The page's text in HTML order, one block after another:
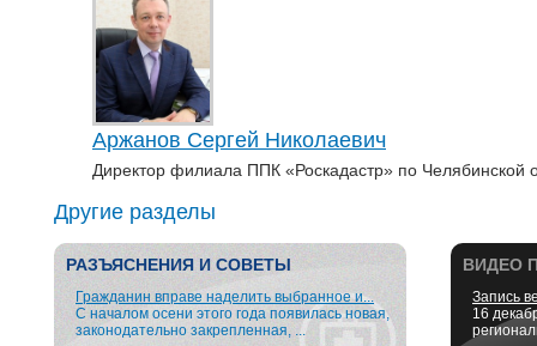
Аржанов Сергей Николаевич
Директор филиала ППК «Роскадастр» по Челябинской
Другие разделы
РАЗЪЯСНЕНИЯ И СОВЕТЫ
Гражданин вправе наделить выбранное и...
С началом осени этого года появилась новая,
законодательно закрепленная, ...
ВИДЕО
Запись
16